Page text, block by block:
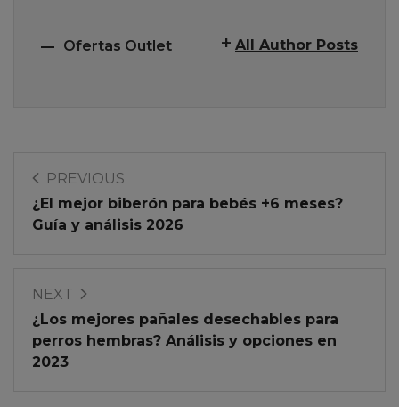
Ofertas Outlet All Author Posts
PREVIOUS
¿El mejor biberón para bebés +6 meses?
Guía y análisis 2026
NEXT
¿Los mejores pañales desechables para
perros hembras? Análisis y opciones en
2023